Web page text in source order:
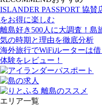
ISLANDER PASSPORT 協
をお得に楽しむ
離島好き500人に大調査！島
気の時期と理由を徹底分析
海外旅行でWiFiルーターは
体験をレビュー！
エリア一覧